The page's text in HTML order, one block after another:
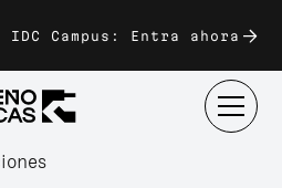
IDC Campus: Entra ahora